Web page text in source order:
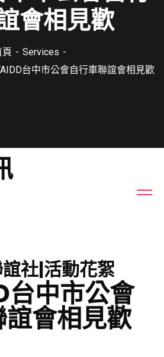
會相見歡
頁
Services
台中市公會自行車聯誼會相見歡
社|活動花絮
台中市公會
誼會相見歡